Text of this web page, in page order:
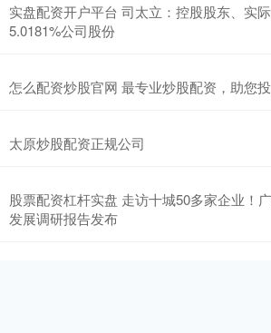
实盘配资开户平台 司太立：控股股东、实
5.0181%公司股份
怎么配资炒股官网 最专业炒股配资，助您
太原炒股配资正规公司
股票配资杠杆实盘 走访十城50多家企业！
发展调研报告发布